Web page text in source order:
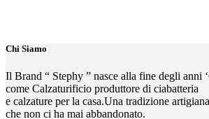
Chi Siamo
Il Brand “ Stephy ” nasce alla fine degli anni
come Calzaturificio produttore di ciabatteria
e calzature per la casa.Una tradizione
che non ci ha mai abbandonato.